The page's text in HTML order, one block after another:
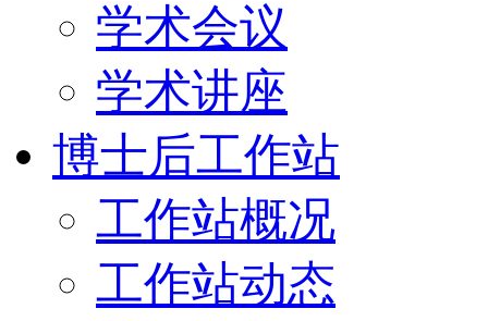
学术会议
学术讲座
博士后工作站
工作站概况
工作站动态